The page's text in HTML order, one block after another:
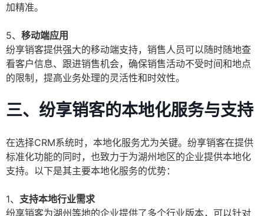
加精准。
5、 移动端应用
纷享销客提供强大的移动端支持，销售人员可以随时随地查
看客户信息、跟进销售机会，确保销售活动不受时间和地点
的限制，提高业务处理的灵活性和时效性。
三、纷享销客的本地化服务与支持
在选择CRM系统时，本地化服务尤为关键。纷享销客在提供
标准化功能的同时，也致力于为湖州地区的企业提供本地化
支持。以下是其主要本地化服务的优势：
1、 支持本地行业需求
纷享销客为湖州等地的企业提供了多个行业版本，可以针对